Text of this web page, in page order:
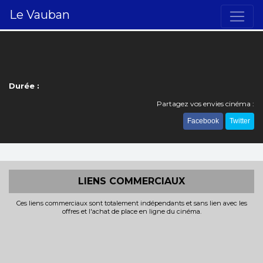
Le Vauban
Durée :
Partagez vos envies cinéma :
Facebook Twitter
LIENS COMMERCIAUX
Ces liens commerciaux sont totalement indépendants et sans lien avec les
offres et l'achat de place en ligne du cinéma.